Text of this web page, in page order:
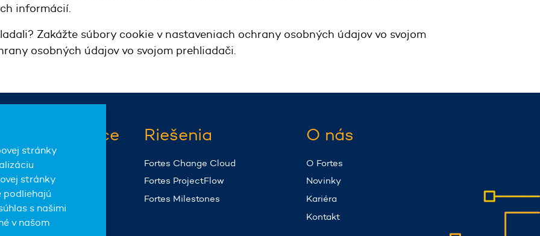
informácií.
Zakážte súbory cookie v nastaveniach ochrany osobných údajov vo svojom
osobných údajov vo svojom prehliadači.
Kundeservice
Podpora
Riešenia
Fortes Change Cloud
Fortes ProjectFlow
Fortes Milestones
O nás
O Fortes
Novinky
Kariéra
Kontakt
stránky
stránky
podliehajú
s našimi
v našom